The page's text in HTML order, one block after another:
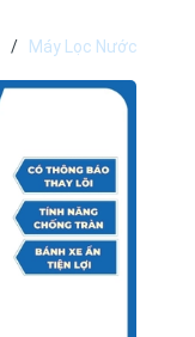
/
Máy Lọc Nước